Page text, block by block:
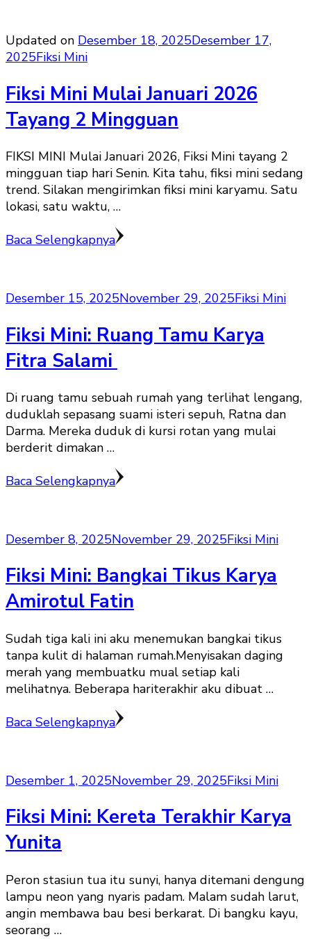
Updated on Desember 18, 2025Desember 17,
2025Fiksi Mini
Fiksi Mini Mulai Januari 2026
Tayang 2 Mingguan
FIKSI MINI Mulai Januari 2026, Fiksi Mini tayang 2
mingguan tiap hari Senin. Kita tahu, fiksi mini sedang
trend. Silakan mengirimkan fiksi mini karyamu. Satu
lokasi, satu waktu, …
Baca Selengkapnya
Desember 15, 2025November 29, 2025Fiksi Mini
Fiksi Mini: Ruang Tamu Karya
Fitra Salami
Di ruang tamu sebuah rumah yang terlihat lengang,
duduklah sepasang suami isteri sepuh, Ratna dan
Darma. Mereka duduk di kursi rotan yang mulai
berderit dimakan …
Baca Selengkapnya
Desember 8, 2025November 29, 2025Fiksi Mini
Fiksi Mini: Bangkai Tikus Karya
Amirotul Fatin
Sudah tiga kali ini aku menemukan bangkai tikus
tanpa kulit di halaman rumah.Menyisakan daging
merah yang membuatku mual setiap kali
melihatnya. Beberapa hariterakhir aku dibuat …
Baca Selengkapnya
Desember 1, 2025November 29, 2025Fiksi Mini
Fiksi Mini: Kereta Terakhir Karya
Yunita
Peron stasiun tua itu sunyi, hanya ditemani dengung
lampu neon yang nyaris padam. Malam sudah larut,
angin membawa bau besi berkarat. Di bangku kayu,
seorang …